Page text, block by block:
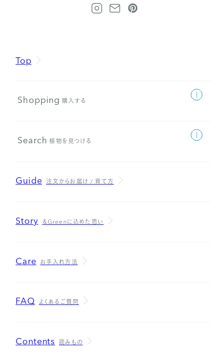
Top
Shopping 購入する
Search 植物を見つける
Guide 注文からお届け / 育て方
Story ＆Greenに込めた思い
Care お手入れ方法
FAQ よくあるご質問
Contents 読みもの